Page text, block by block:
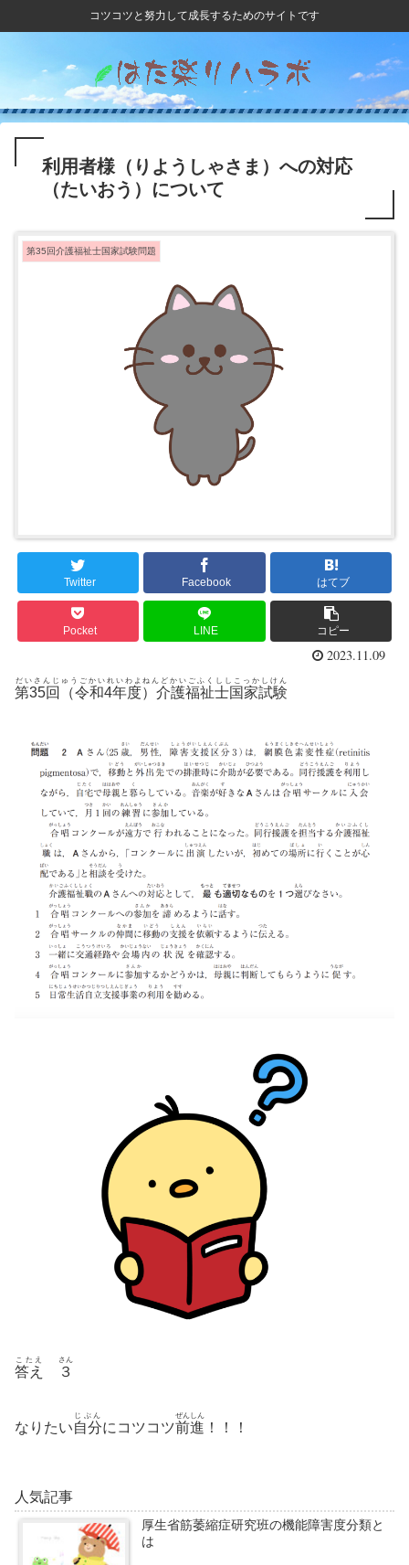
コツコツと努力して成長するためのサイトです
利用者様（りようしゃさま）への対応
（たいおう）について
第35回介護福祉士国家試験問題
Twitter Facebook はてブ
Pocket LINE コピー
2023.11.09
第35回（令和4年度）介護福祉士国家試験
だいさんじゅうごかいれいわよねんどかいごふくししこっかしけん
答え
こたえ
３
さん
なりたい自分
じぶん
にコツコツ前進
ぜんしん
！！！
人気記事
厚生省筋萎縮症研究班の機能障害度分類と
は